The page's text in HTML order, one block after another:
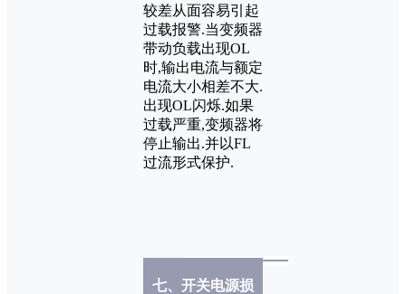
较差从面容易引起
过载报警.当变频器
带动负载出现OL
时,输出电流与额定
电流大小相差不大.
出现OL闪烁.如果
过载严重,变频器将
停止输出.并以FL
过流形式保护.
七、开关电源损